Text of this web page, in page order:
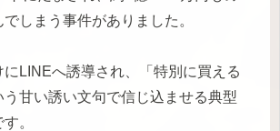
しまう事件がありました。
にLINEへ誘導され、「特別に買える
甘い誘い文句で信じ込ませる典型
。